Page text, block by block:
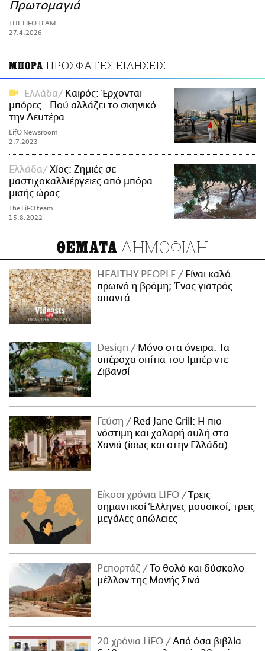
PRINT
Πρωτομαγιά
THE LIFO TEAM
27.4.2026
ΜΠΟΡΑ ΠΡΟΣΦΑΤΕΣ ΕΙΔΗΣΕΙΣ
Ελλάδα
Καιρός: Έρχονται
μπόρες - Πού αλλάζει το σκηνικό
την Δευτέρα
LifO Newsroom
2.7.2023
Ελλάδα
Χίος: Ζημιές σε
μαστιχοκαλλιέργειες από μπόρα
μισής ώρας
The LiFO team
15.8.2022
ΘΕΜΑΤΑ ΔΗΜΟΦΙΛΗ
HEALTHY PEOPLE
Είναι καλό
πρωινό η βρόμη; Ένας γιατρός
απαντά
Design
Μόνο στα όνειρα: Τα
υπέροχα σπίτια του Ιμπέρ ντε
Ζιβανσί
Γεύση
Red Jane Grill: Η πιο
νόστιμη και χαλαρή αυλή στα
Χανιά (ίσως και στην Ελλάδα)
Είκοσι χρόνια LIFO
Tρεις
σημαντικοί Έλληνες μουσικοί, τρεις
μεγάλες απώλειες
Ρεπορτάζ
Το θολό και δύσκολο
μέλλον της Μονής Σινά
20 χρόνια LiFO
Από όσα βιβλία